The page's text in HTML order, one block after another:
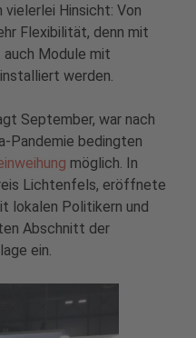
Hinsicht: Von
Flexibilität, denn mit
auch Module mit
werden.
September, war nach
Pandemie bedingten
möglich. In
Lichtenfels, eröffnete
lokalen Politikern und
Abschnitt der
ein.